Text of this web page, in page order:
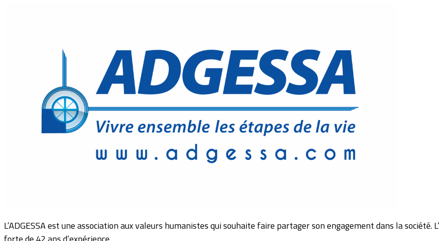
L’ADGESSA est une association aux valeurs humanistes qui souhaite faire partager son engagement dans la